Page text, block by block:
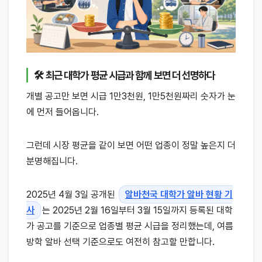
🛠 최근 대학가 평균 시급과 함께 보면 더 선명하다
개별 공고만 보면 시급 1만3천원, 1만5천원짜리 숫자가 눈
에 먼저 들어옵니다.
그런데 시장 평균을 같이 보면 어떤 업종이 정말 높은지 더
분명해집니다.
2025년 4월 3일 공개된
알바천국 대학가 알바 현황 기
사
는 2025년 2월 16일부터 3월 15일까지 등록된 대학
가 공고를 기준으로 업종별 평균 시급을 정리했는데, 여름
방학 알바 선택 기준으로도 여전히 참고할 만합니다.